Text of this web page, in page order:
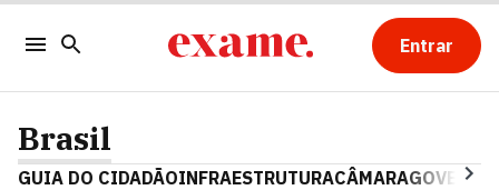
Entrar
Brasil
GUIA DO CIDADÃOINFRAESTRUTURACÂMARAGOVERNO